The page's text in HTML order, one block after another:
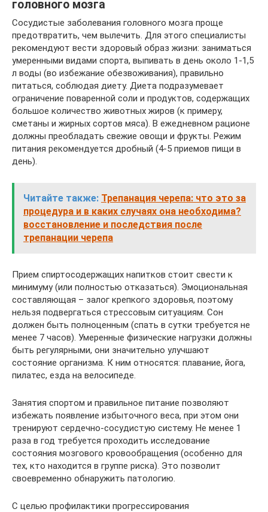
головного мозга
Сосудистые заболевания головного мозга проще
предотвратить, чем вылечить. Для этого специалисты
рекомендуют вести здоровый образ жизни: заниматься
умеренными видами спорта, выпивать в день около 1-1,5
л воды (во избежание обезвоживания), правильно
питаться, соблюдая диету. Диета подразумевает
ограничение поваренной соли и продуктов, содержащих
большое количество животных жиров (к примеру,
сметаны и жирных сортов мяса). В ежедневном рационе
должны преобладать свежие овощи и фрукты. Режим
питания рекомендуется дробный (4-5 приемов пищи в
день).
Читайте также: Трепанация черепа: что это за
процедура и в каких случаях она необходима?
восстановление и последствия после
трепанации черепа
Прием спиртосодержащих напитков стоит свести к
минимуму (или полностью отказаться). Эмоциональная
составляющая – залог крепкого здоровья, поэтому
нельзя подвергаться стрессовым ситуациям. Сон
должен быть полноценным (спать в сутки требуется не
менее 7 часов). Умеренные физические нагрузки должны
быть регулярными, они значительно улучшают
состояние организма. К ним относятся: плавание, йога,
пилатес, езда на велосипеде.
Занятия спортом и правильное питание позволяют
избежать появление избыточного веса, при этом они
тренируют сердечно-сосудистую систему. Не менее 1
раза в год требуется проходить исследование
состояния мозгового кровообращения (особенно для
тех, кто находится в группе риска). Это позволит
своевременно обнаружить патологию.
С целью профилактики прогрессирования